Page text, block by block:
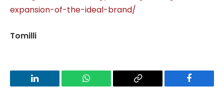
expansion-of-the-ideal-brand/
Tomilli
LinkedIn WhatsApp
Copy
Facebook